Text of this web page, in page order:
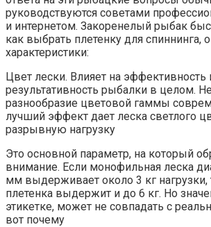
руководствуются советами
и интернетом. Закоренелый рыбак
как выбрать плетенку для спиннинга,
характеристики:
Цвет лески. Влияет на
результативность рыбалки в целом.
разнообразие цветовой гаммы
лучший эффект дает леска светлого
разрывную нагрузку
Это основной параметр, на который
внимание. Если монофильная леска
мм выдерживает около 3 кг нагрузки,
плетенка выдержит и до 6 кг. Но
этикетке, может не совпадать с
вот почему